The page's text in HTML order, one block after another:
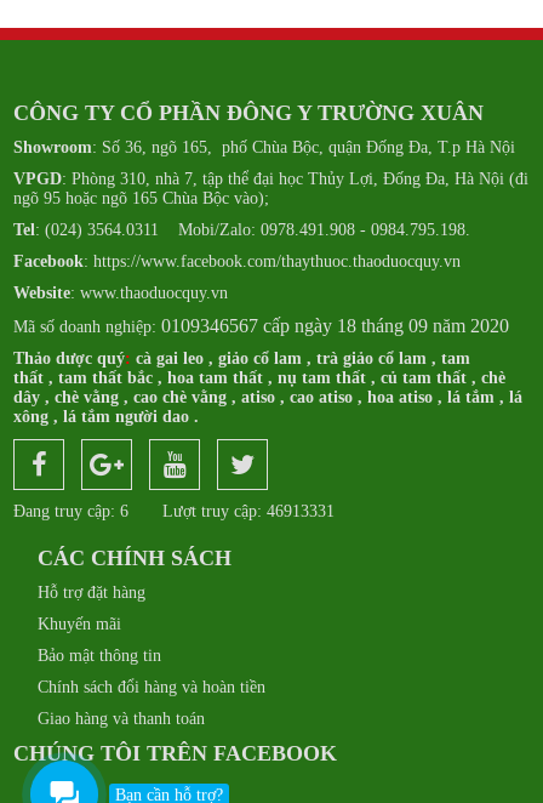
CÔNG TY CỔ PHẦN ĐÔNG Y TRƯỜNG XUÂN
Showroom: Số 36, ngõ 165, phố Chùa Bộc, quận Đống Đa, T.p Hà Nội
VPGD: Phòng 310, nhà 7, tập thể đại học Thủy Lợi, Đống Đa, Hà Nội (đi
ngõ 95 hoặc ngõ 165 Chùa Bộc vào);
Tel: (024) 3564.0311 Mobi/Zalo: 0978.491.908 - 0984.795.198.
Facebook:https://www.facebook.com/thaythuoc.thaoduocquy.vn
Website: www.thaoduocquy.vn
Mã số doanh nghiệp:0109346567 cấp ngày 18 tháng 09 năm 2020
Thảo dược quý:cà gai leo ,giảo cổ lam ,trà giảo cổ lam ,tam
thất ,tam thất bắc ,hoa tam thất ,nụ tam thất ,củ tam thất ,chè
dây ,chè vằng ,cao chè vằng ,atiso ,cao atiso ,hoa atiso ,lá tắm ,lá
xông ,lá tắm người dao .
Đang truy cập: 6 Lượt truy cập: 46913331
CÁC CHÍNH SÁCH
Hỗ trợ đặt hàng
Khuyến mãi
Bảo mật thông tin
Chính sách đổi hàng và hoàn tiền
Giao hàng và thanh toán
CHÚNG TÔI TRÊN FACEBOOK
Bạn cần hỗ trợ?